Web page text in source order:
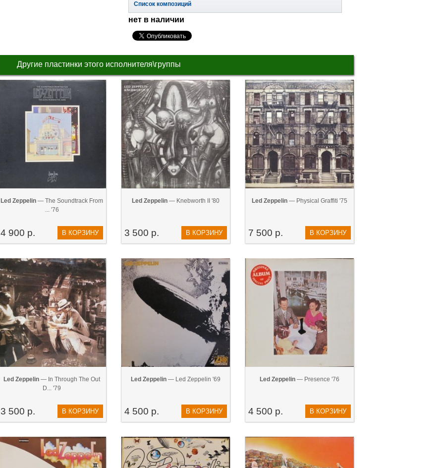
Список композиций
нет в наличии
Другие пластинки этого исполнителя\группы
Led Zeppelin — The Soundtrack From
... '76
4 900 р. В КОРЗИНУ
Led Zeppelin — Knebworth II '80
3 500 р. В КОРЗИНУ
Led Zeppelin — Physical Graffiti '75
7 500 р. В КОРЗИНУ
Led Zeppelin — In Through The Out
D... '79
3 500 р. В КОРЗИНУ
Led Zeppelin — Led Zeppelin '69
4 500 р. В КОРЗИНУ
Led Zeppelin — Presence '76
4 500 р. В КОРЗИНУ